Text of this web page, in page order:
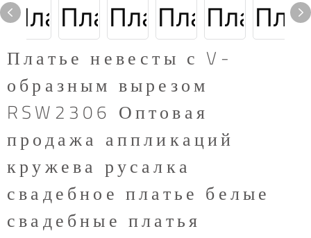
Платье невесты с V-
образным вырезом
RSW2306 Оптовая
продажа аппликаций
кружева русалка
свадебное платье белые
свадебные платья